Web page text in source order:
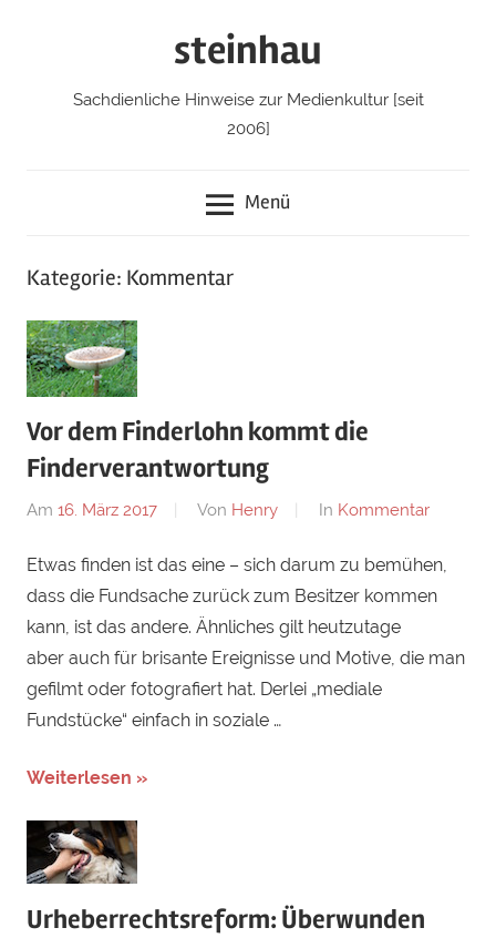
steinhau
Sachdienliche Hinweise zur Medienkultur [seit
2006]
Menü
Kategorie: Kommentar
Vor dem Finderlohn kommt die
Finderverantwortung
Am 16. März 2017 Von Henry In Kommentar
Etwas finden ist das eine – sich darum zu bemühen,
dass die Fundsache zurück zum Besitzer kommen
kann, ist das andere. Ähnliches gilt heutzutage
aber auch für brisante Ereignisse und Motive, die man
gefilmt oder fotografiert hat. Derlei „mediale
Fundstücke“ einfach in soziale …
Weiterlesen »
Urheberrechtsreform: Überwunden